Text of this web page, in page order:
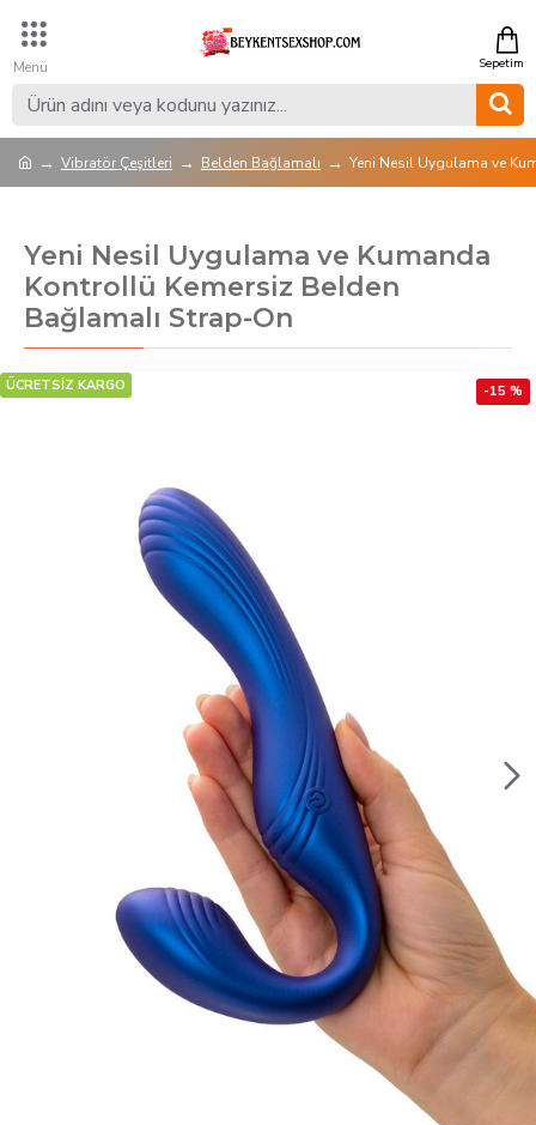
Vibratör Çeşitleri Belden Bağlamalı Yeni Nesil Uygulama ve
Yeni Nesil Uygulama ve Kumanda
Kontrollü Kemersiz Belden
Bağlamalı Strap-On
ÜCRETSİZ KARGO -15 %